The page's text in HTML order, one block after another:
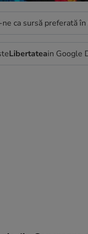
ca sursă preferată
Libertateain Google